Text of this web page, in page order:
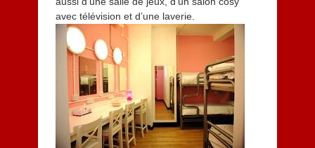
avec télévision et d’une laverie.